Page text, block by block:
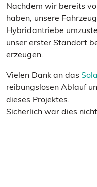
Nachdem wir bereits
haben, unsere
Hybridantriebe
unser erster Standort
erzeugen.
Vielen Dank an das
reibungslosen Ablauf
dieses Projektes.
Sicherlich war dies